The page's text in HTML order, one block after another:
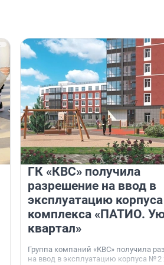
ГК «КВС» получила
разрешение на ввод в
эксплуатацию
комплекса «ПАТИО.
квартал»
Группа компаний «КВС» получила
на ввод в эксплуатацию корпуса № 2